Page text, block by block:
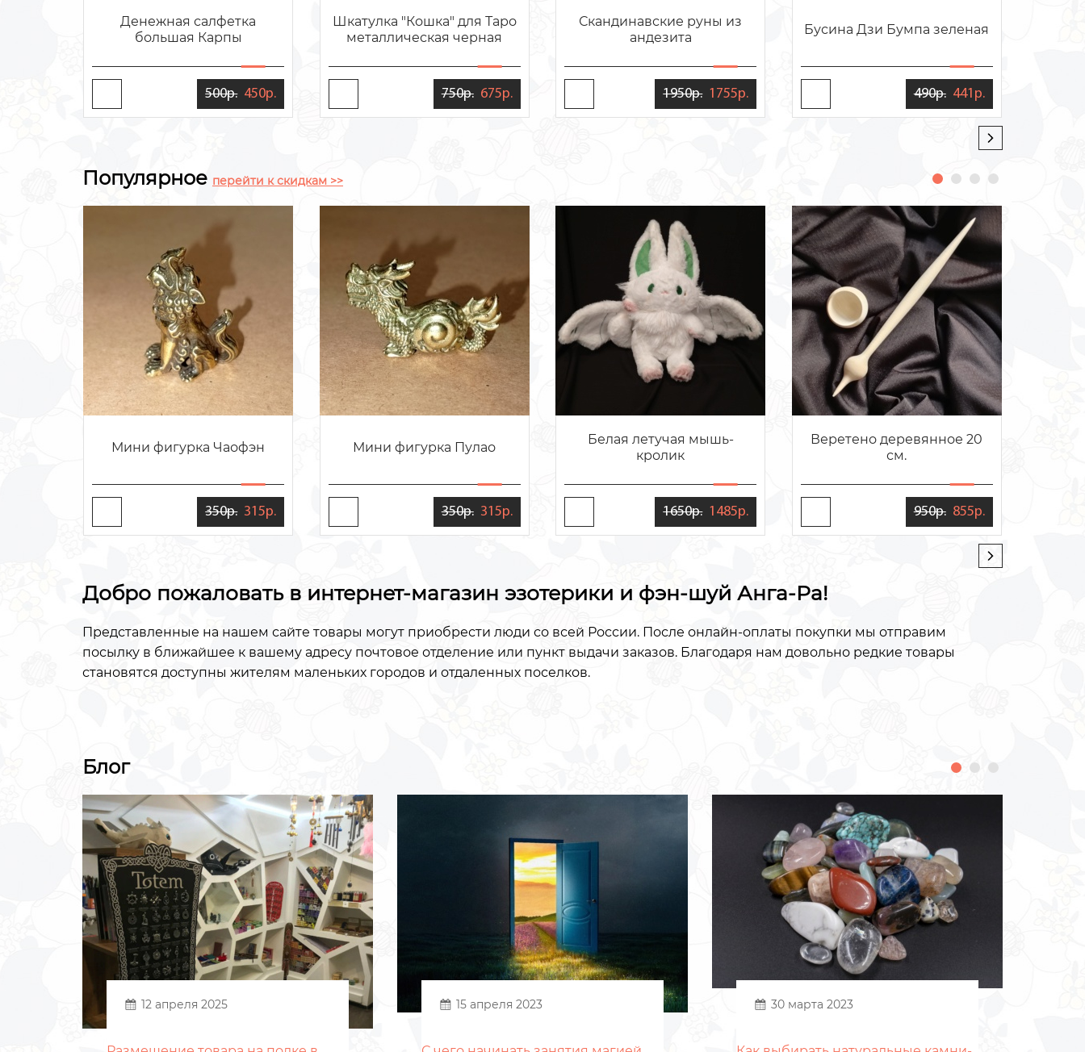
Денежная салфетка
большая Карпы
500р. 450р.
Шкатулка "Кошка" для Таро
металлическая черная
750р. 675р.
Скандинавские руны из
андезита
1950р. 1755р.
Бусина Дзи Бумпа зеленая
490р. 441р.
Популярное перейти к скидкам >>
Мини фигурка Чаофэн
350р. 315р.
Мини фигурка Пулао
350р. 315р.
Белая летучая мышь-
кролик
1650р. 1485р.
Веретено деревянное 20
см.
950р. 855р.
Добро пожаловать в интернет-магазин эзотерики и фэн-шуй Анга-Ра!
Представленные на нашем сайте товары могут приобрести люди со всей России. После онлайн-оплаты покупки мы отправим
посылку в ближайшее к вашему адресу почтовое отделение или пункт выдачи заказов. Благодаря нам довольно редкие товары
становятся доступны жителям маленьких городов и отдаленных поселков.
Блог
12 апреля 2025 15 апреля 2023 30 марта 2023